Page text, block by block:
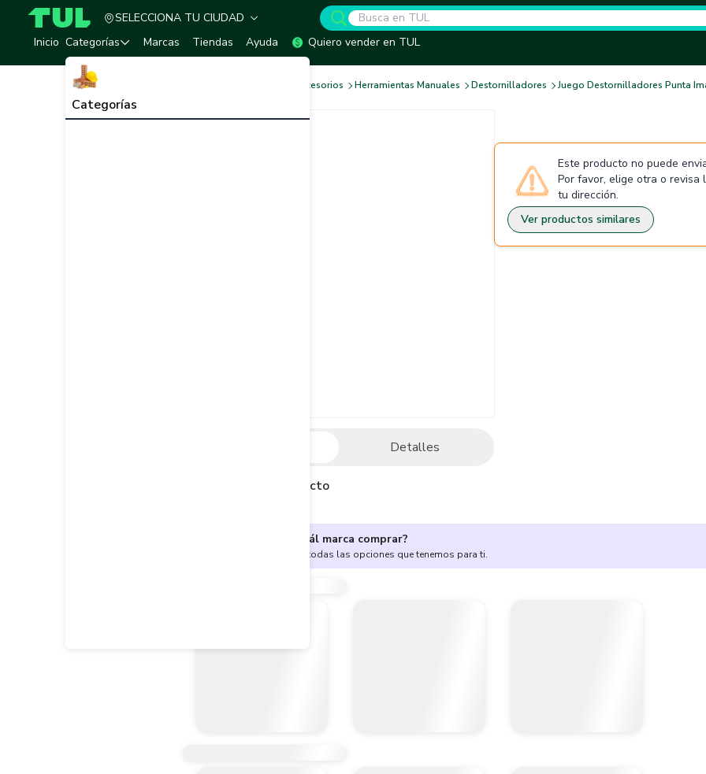
TUL - Tu Marketplace de Construcción
SELECCIONA TU CIUDAD
Inicio Categorías
Categorías
Marcas Tiendas Ayuda Quiero vender en TUL
Herramientas, Equipos y Accesorios Herramientas Manuales Destornilladores Juego Destornilladores Punta
Detalles
Descripción del producto
Este producto no puede
Por favor, elige otra o revisa
tu dirección.
Ver productos similares
¿No sabes cuál marca comprar?
Encuentra aquí todas las opciones que tenemos para ti.